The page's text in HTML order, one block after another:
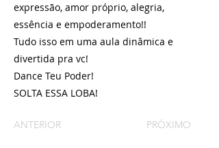
expressão, amor próprio, alegria,
essência e empoderamento!!
Tudo isso em uma aula dinâmica e
divertida pra vc!
Dance Teu Poder!
SOLTA ESSA LOBA!
ANTERIOR PRÓXIMO